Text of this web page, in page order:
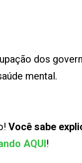
dos
mental.
Você sabe
AQUI!